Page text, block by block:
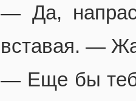
— Да,
вставая. —
— Еще бы